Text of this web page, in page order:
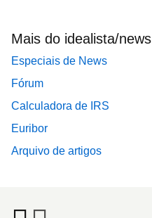
Mais do idealista/news
Especiais de News
Fórum
Calculadora de IRS
Euribor
Arquivo de artigos